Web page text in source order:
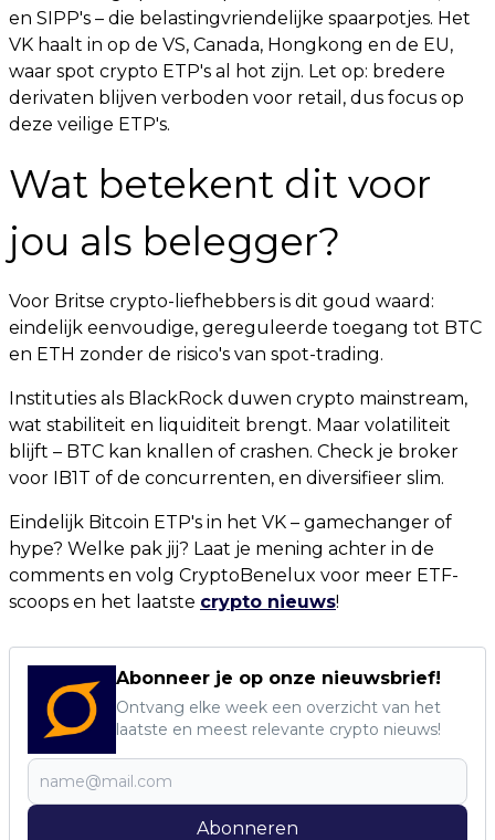
en SIPP's – die belastingvriendelijke spaarpotjes. Het
VK haalt in op de VS, Canada, Hongkong en de EU,
waar spot crypto ETP's al hot zijn. Let op: bredere
derivaten blijven verboden voor retail, dus focus op
deze veilige ETP's.
Wat betekent dit voor
jou als belegger?
Voor Britse crypto-liefhebbers is dit goud waard:
eindelijk eenvoudige, gereguleerde toegang tot BTC
en ETH zonder de risico's van spot-trading.
Instituties als BlackRock duwen crypto mainstream,
wat stabiliteit en liquiditeit brengt. Maar volatiliteit
blijft – BTC kan knallen of crashen. Check je broker
voor IB1T of de concurrenten, en diversifieer slim.
Eindelijk Bitcoin ETP's in het VK – gamechanger of
hype? Welke pak jij? Laat je mening achter in de
comments en volg CryptoBenelux voor meer ETF-
scoops en het laatste crypto nieuws!
Abonneer je op onze nieuwsbrief!
Ontvang elke week een overzicht van het
laatste en meest relevante crypto nieuws!
Abonneren